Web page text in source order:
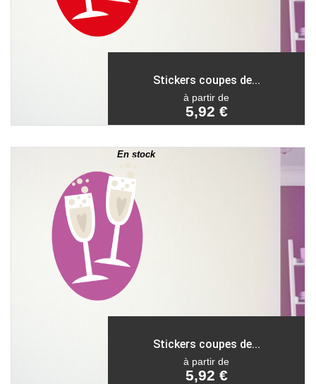
Stickers coupes de...
à partir de
5,92 €
En stock
Stickers coupes de...
à partir de
5,92 €